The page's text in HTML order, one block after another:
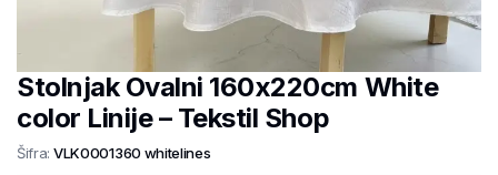
Stolnjak Ovalni 160x220cm White
color Linije – Tekstil Shop
Šifra: VLK0001360 whitelines